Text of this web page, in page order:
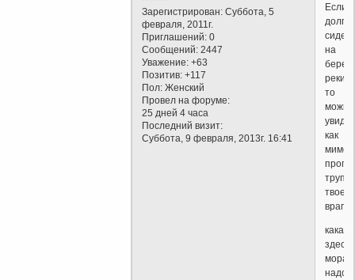
Зарегистрирован: Суббота, 5
февраля, 2011г.
Приглашений: 0
Сообщений: 2447
Уважение: +63
Позитив: +117
Пол: Женский
Провел на форуме:
25 дней 4 часа
Последний визит:
Суббота, 9 февраля, 2013г. 16:41
Если
долго
сидеть
на
берегу
реки,
то
можно
как
мимо
труп
твоего
какая
здесь
надо